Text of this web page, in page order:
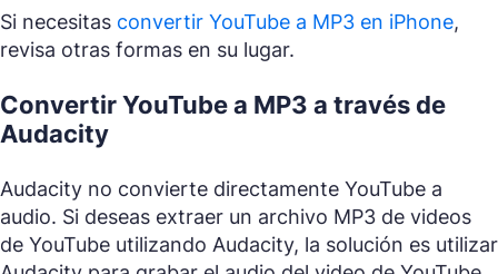
Si necesitas convertir YouTube a MP3 en iPhone,
revisa otras formas en su lugar.
Convertir YouTube a MP3 a través de
Audacity
Audacity no convierte directamente YouTube a
audio. Si deseas extraer un archivo MP3 de videos
de YouTube utilizando Audacity, la solución es utilizar